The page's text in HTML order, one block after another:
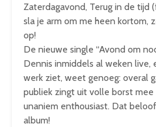
Zaterdagavond, Terug in de tijd
sla je arm om me heen kortom,
op!
De nieuwe single “Avond om
Dennis inmiddels al weken live,
werk ziet, weet genoeg: overal
publiek zingt uit volle borst mee
unaniem enthousiast. Dat
album!